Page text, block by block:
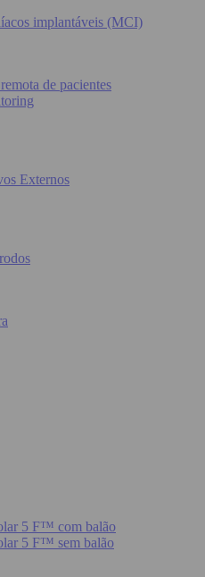
implantáveis (MCI)
de pacientes
Externos
5 F™ com balão
5 F™ sem balão